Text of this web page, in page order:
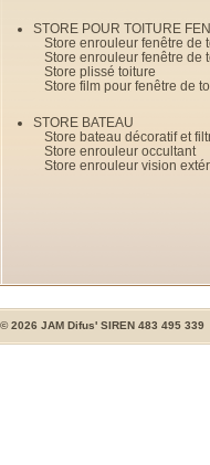
STORE POUR TOITURE
Store enrouleur fenêtre de
Store enrouleur fenêtre de
Store plissé toiture
Store film pour fenêtre de
STORE BATEAU
Store bateau décoratif et
Store enrouleur occultant
Store enrouleur vision
©2026 JAM Difus' SIREN 483 495 339